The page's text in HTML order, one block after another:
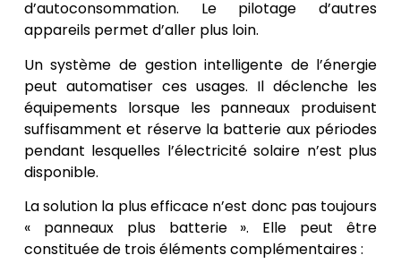
d’autoconsommation. Le pilotage d’autres
appareils permet d’aller plus loin.
Un système de gestion intelligente de l’énergie
peut automatiser ces usages. Il déclenche les
équipements lorsque les panneaux produisent
suffisamment et réserve la batterie aux périodes
pendant lesquelles l’électricité solaire n’est plus
disponible.
La solution la plus efficace n’est donc pas toujours
« panneaux plus batterie ». Elle peut être
constituée de trois éléments complémentaires :